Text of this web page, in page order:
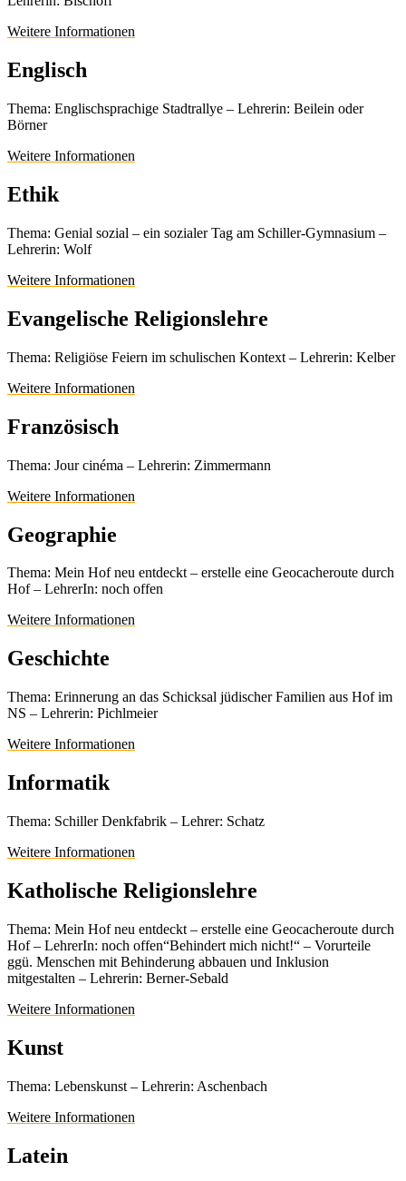
Weitere Informationen
Englisch
Thema: Englischsprachige Stadtrallye – Lehrerin: Beilein oder
Börner
Weitere Informationen
Ethik
Thema: Genial sozial – ein sozialer Tag am Schiller-Gymnasium –
Lehrerin: Wolf
Weitere Informationen
Evangelische Religionslehre
Thema: Religiöse Feiern im schulischen Kontext – Lehrerin: Kelber
Weitere Informationen
Französisch
Thema: Jour cinéma – Lehrerin: Zimmermann
Weitere Informationen
Geographie
Thema: Mein Hof neu entdeckt – erstelle eine Geocacheroute durch
Hof – LehrerIn: noch offen
Weitere Informationen
Geschichte
Thema: Erinnerung an das Schicksal jüdischer Familien aus Hof im
NS – Lehrerin: Pichlmeier
Weitere Informationen
Informatik
Thema: Schiller Denkfabrik – Lehrer: Schatz
Weitere Informationen
Katholische Religionslehre
Thema: Mein Hof neu entdeckt – erstelle eine Geocacheroute durch
Hof – LehrerIn: noch offen“Behindert mich nicht!“ – Vorurteile
ggü. Menschen mit Behinderung abbauen und Inklusion
mitgestalten – Lehrerin: Berner-Sebald
Weitere Informationen
Kunst
Thema: Lebenskunst – Lehrerin: Aschenbach
Weitere Informationen
Latein